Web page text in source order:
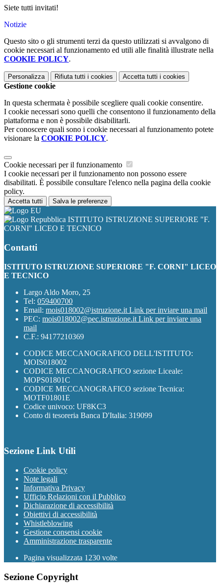
Siete tutti invitati!
Notizie
Questo sito o gli strumenti terzi da questo utilizzati si avvalgono di
cookie necessari al funzionamento ed utili alle finalità illustrate nella
COOKIE POLICY.
Personalizza Rifiuta tutti i cookies Accetta tutti i cookies
Gestione cookie
In questa schermata è possibile scegliere quali cookie consentire.
I cookie necessari sono quelli che consentono il funzionamento della
piattaforma e non è possibile disabilitarli.
Per conoscere quali sono i cookie necessari al funzionamento potete
visionare la COOKIE POLICY.
Cookie necessari per il funzionamento
I cookie necessari per il funzionamento non possono essere
disabilitati. È possibile consultare l'elenco nella pagina della cookie
policy.
Accetta tutti Salva le preferenze
ISTITUTO ISTRUZIONE SUPERIORE "F.
CORNI" LICEO E TECNICO
Contatti
ISTITUTO ISTRUZIONE SUPERIORE "F. CORNI" LICEO
E TECNICO
Largo Aldo Moro, 25
Tel: 059400700
Email: mois018002@istruzione.it Link per inviare una mail
PEC: mois018002@pec.istruzione.it Link per inviare una
mail
C.F.: 94177210369
CODICE MECCANOGRAFICO DELL'ISTITUTO:
MOIS018002
CODICE MECCANOGRAFICO sezione Liceale:
MOPS01801C
CODICE MECCANOGRAFICO sezione Tecnica:
MOTF01801E
Codice univoco: UF8KC3
Conto di tesoreria Banca D'Italia: 319099
Sezione Link Utili
Cookie policy
Note legali
Informativa Privacy
Ufficio Relazioni con il Pubblico
Dichiarazione di accessibilità
Obiettivi di accessibilità
Whistleblowing
Gestione consensi cookie
Amministrazione trasparente
Pagina visualizzata 1230 volte
Sezione Copyright